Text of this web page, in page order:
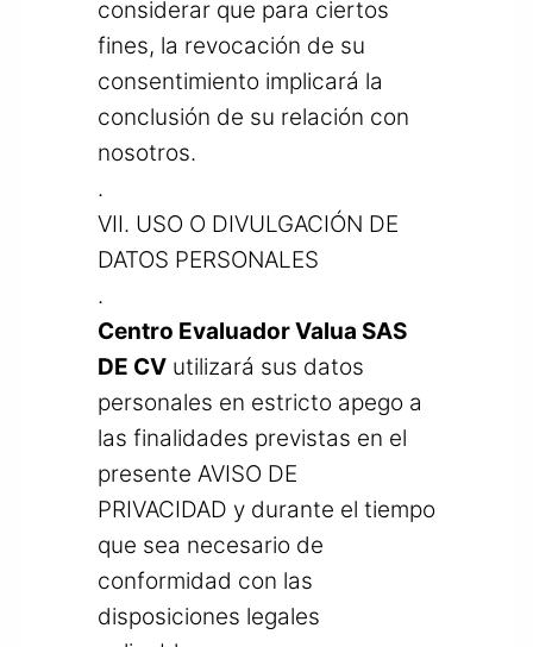
considerar que para ciertos
fines, la revocación de su
consentimiento implicará la
conclusión de su relación con
nosotros.
.
VII. USO O DIVULGACIÓN DE
DATOS PERSONALES
.
Centro Evaluador Valua SAS
DE CVutilizará sus datos
personales en estricto apego a
las finalidades previstas en el
presente AVISO DE
PRIVACIDAD y durante el tiempo
que sea necesario de
conformidad con las
disposiciones legales